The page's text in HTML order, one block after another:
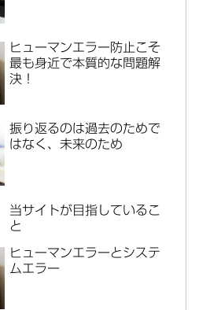
ヒューマンエラー防止こそ
最も身近で本質的な問題解
決！
振り返るのは過去のためで
はなく、未来のため
当サイトが目指しているこ
と
ヒューマンエラーとシステ
ムエラー